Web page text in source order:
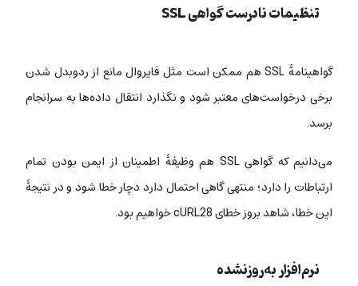
تنظیمات نادرست گواهی SSL
گواهینامۀ SSL هم ممکن است مثل فایروال مانع از ردوبدل شدن
برخی درخواست‌های معتبر شود و نگذارد انتقال داده‌ها به سرانجام
برسد.
می‌دانیم که گواهی SSL هم وظیفۀ اطمینان از ایمن بودن تمام
ارتباطات را دارد؛ منتهی گاهی احتمال دارد دچار خطا شود و در نتیجۀ
این خطا، شاهد بروز خطای cURL28 خواهیم بود.
نرم‌افزار به‌روزنشده